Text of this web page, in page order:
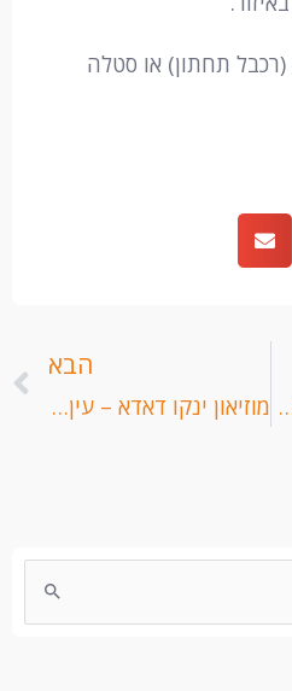
תחתון) או סטלה
מתנגשות בחיפה
הבא
מוזיאון ינקו דאדא – עין הוד.